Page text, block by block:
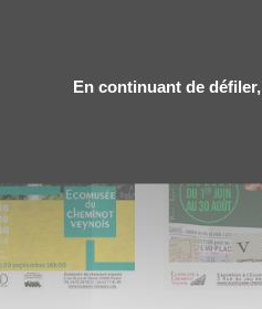
En continuant de défiler,